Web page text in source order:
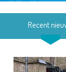
Recent